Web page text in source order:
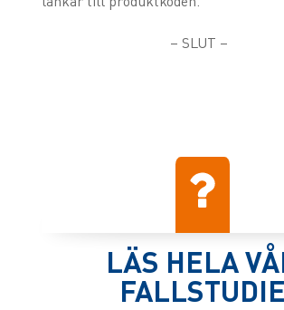
– SLUT –
LÄS HELA
FALLSTUDIE